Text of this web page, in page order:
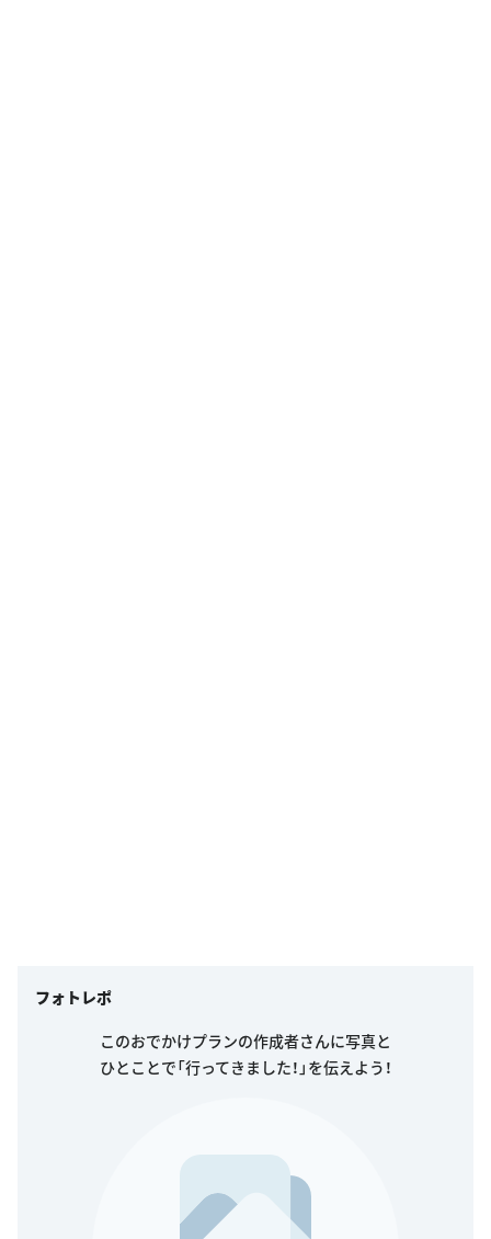
フォトレポ
このおでかけプランの作成者さんに写真と
ひとことで「行ってきました！」を伝えよう！